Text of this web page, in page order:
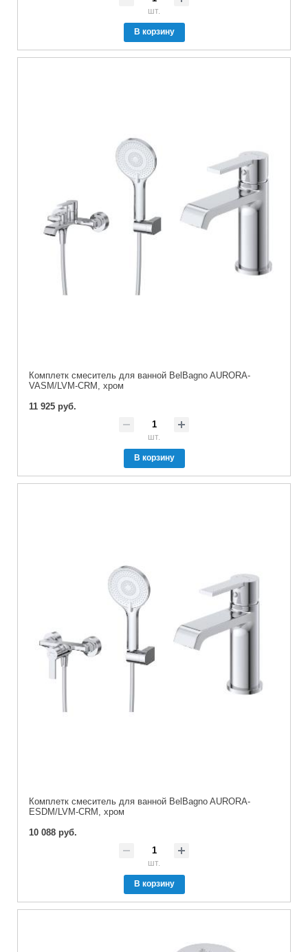
шт.
В корзину
Комплетк смеситель для ванной BelBagno AURORA-
VASM/LVM-CRM, хром
11 925 руб.
шт.
В корзину
Комплетк смеситель для ванной BelBagno AURORA-
ESDM/LVM-CRM, хром
10 088 руб.
шт.
В корзину